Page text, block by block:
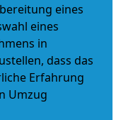
eines
eines
in
dass das
Erfahrung
Umzug